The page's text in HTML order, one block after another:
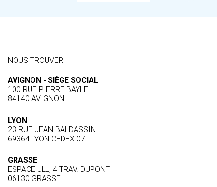
NOUS TROUVER
AVIGNON - SIÈGE SOCIAL
100 RUE PIERRE BAYLE
84140 AVIGNON
LYON
23 RUE JEAN BALDASSINI
69364 LYON CEDEX 07
GRASSE
ESPACE JLL, 4 TRAV. DUPONT
06130 GRASSE